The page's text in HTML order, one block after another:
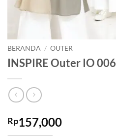
BERANDA / OUTER
INSPIRE Outer IO 006
Rp157,000